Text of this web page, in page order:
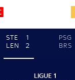
STE
1
LEN
2
PSG
BRS
LIGUE 1